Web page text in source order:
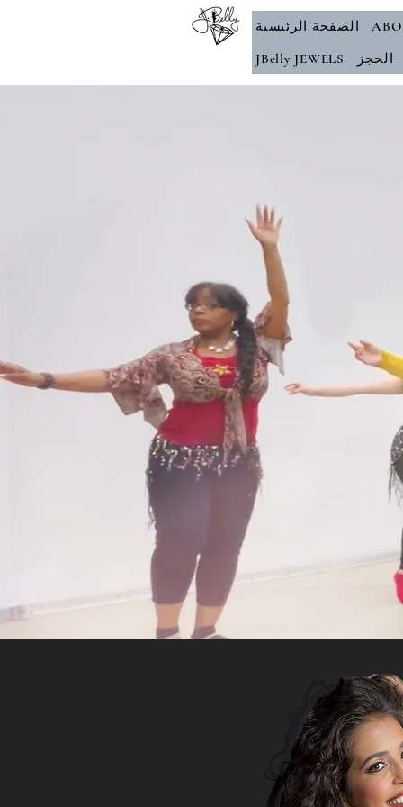
الصفحة الرئيسية
JBelly JEWELS
الحجز